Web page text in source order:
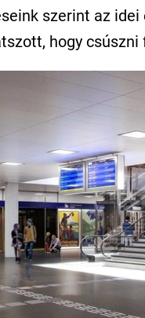
szerint az
hogy csúszni